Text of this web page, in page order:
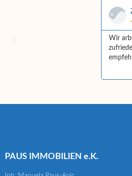
Wir
PAUS IMMOBILIEN e.K.